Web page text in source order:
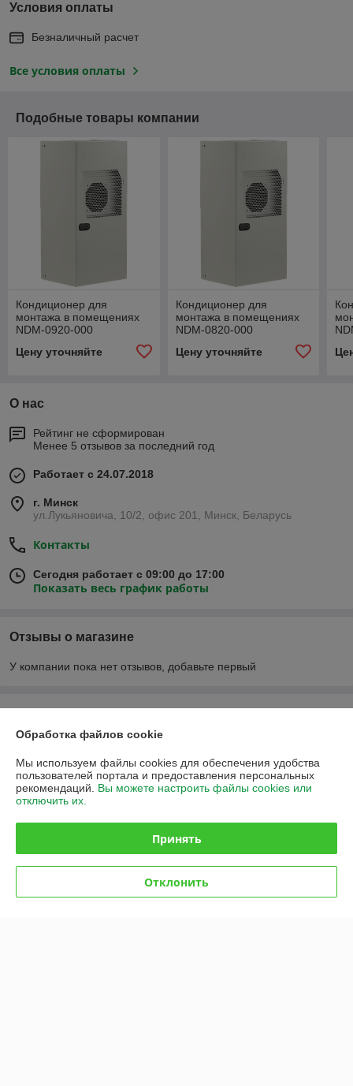
Условия оплаты
Безналичный расчет
Все условия оплаты
Подобные товары компании
Кондиционер для
монтажа в помещениях
NDM-0920-000
Цену уточняйте
Кондиционер для
монтажа в помещениях
NDM-0820-000
Цену уточняйте
О нас
Рейтинг не сформирован
Менее 5 отзывов за последний год
Работает с 24.07.2018
г. Минск
ул.Лукьяновича, 10/2, офис 201, Минск, Беларусь
Контакты
Сегодня работает с 09:00 до 17:00
Показать весь график работы
Отзывы о магазине
У компании пока нет отзывов, добавьте первый
О нас
Доставка и оплата
График работы
Политика обработки cookies
Обработка файлов cookie
Мы используем файлы cookies для обеспечения удобства
пользователей портала и предоставления персональных
рекомендаций. Вы можете настроить файлы cookies или
отключить их.
Принять
Отклонить